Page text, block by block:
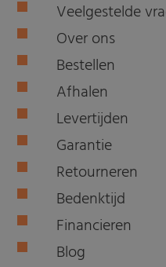
Veelgestelde
Over ons
Bestellen
Afhalen
Levertijden
Garantie
Retourneren
Bedenktijd
Financieren
Blog